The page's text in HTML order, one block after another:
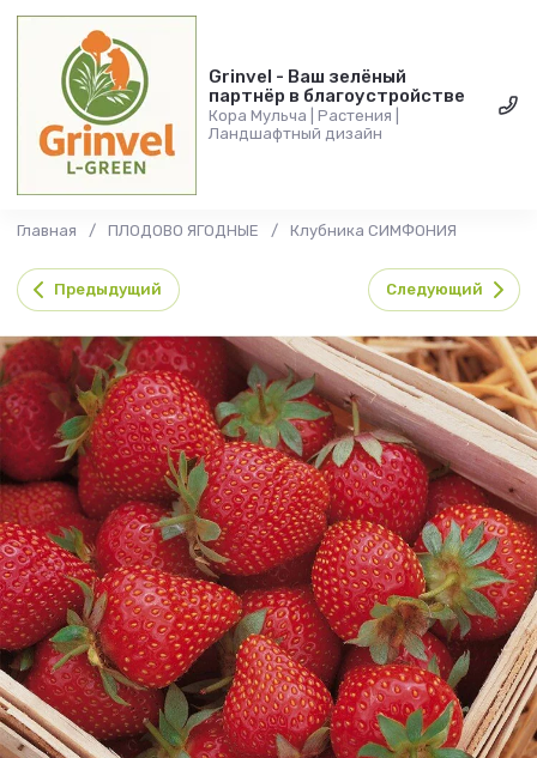
Grinvel - Ваш зелёный
партнёр в благоустройстве
Кора Мульча | Растения |
Ландшафтный дизайн
Главная / ПЛОДОВО ЯГОДНЫЕ / Клубника СИМФОНИЯ
Предыдущий Следующий